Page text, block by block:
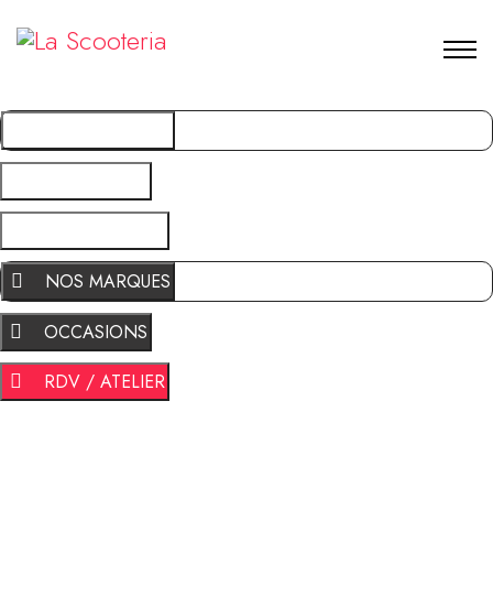
NOS MARQUES
OCCASIONS
RDV / ATELIER